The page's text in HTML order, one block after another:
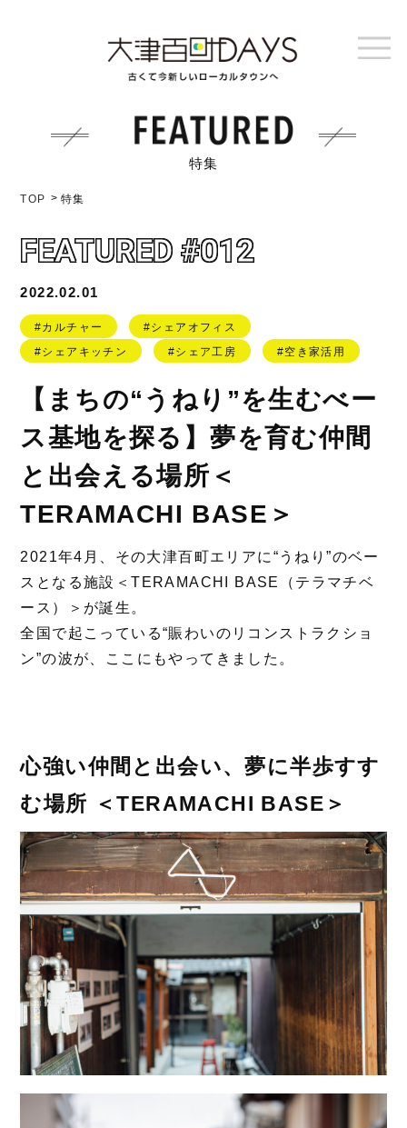
特集
TOP 特集
FEATURED #012
2022.02.01
#カルチャー
#シェアオフィス
#シェアキッチン
#シェア工房 #空き家活用
【まちの“うねり”を生むべー
ス基地を探る】夢を育む仲間
と出会える場所＜
TERAMACHI BASE＞
2021年4月、その大津百町エリアに“うねり”のベー
スとなる施設＜TERAMACHI BASE（テラマチベ
ース）＞が誕生。
全国で起こっている“賑わいのリコンストラクショ
ン”の波が、ここにもやってきました。
心強い仲間と出会い、夢に半歩すす
む場所 ＜TERAMACHI BASE＞